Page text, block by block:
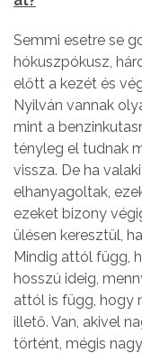
Semmi esetre se
hókuszpókusz,
előtt a kezét és
Nyilván vannak
mint a
tényleg el tudnak
vissza. De ha
elhanyagoltak,
ezeket bizony
ülésen keresztül,
Mindig attól függ,
hosszú ideig,
attól is függ, hogy
illető. Van, akivel
történt, mégis